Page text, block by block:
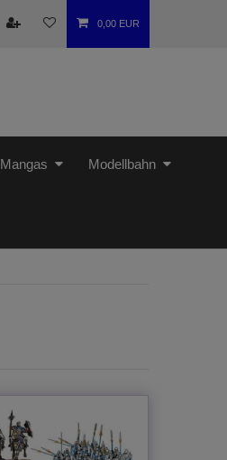
0,00 EUR
Mangas Modellbahn